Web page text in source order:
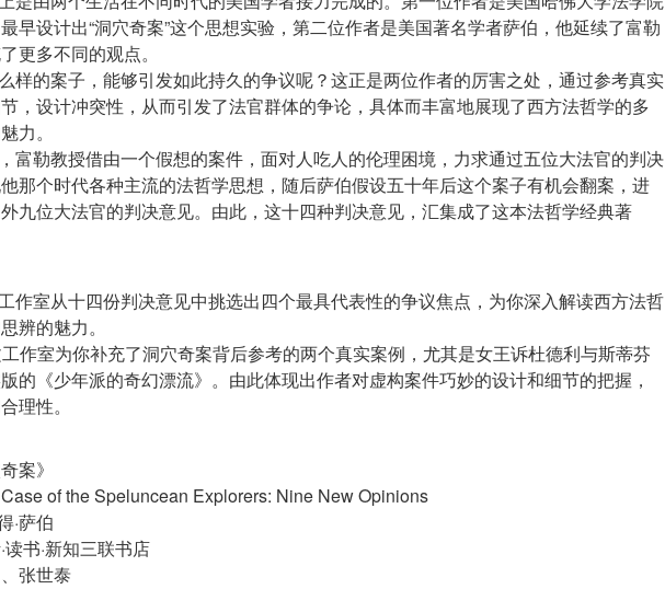
早设计出“洞穴奇案”这个思想实验，第二位作者是美国著名学者萨伯，他延续了富勒
更多不同的观点。
样的案子，能够引发如此持久的争议呢？这正是两位作者的厉害之处，通过参考真实
，设计冲突性，从而引发了法官群体的争论，具体而丰富地展现了西方法哲学的多
力。
富勒教授借由一个假想的案件，面对人吃人的伦理困境，力求通过五位大法官的判决
那个时代各种主流的法哲学思想，随后萨伯假设五十年后这个案子有机会翻案，进
九位大法官的判决意见。由此，这十四种判决意见，汇集成了这本法哲学经典著
作室从十四份判决意见中挑选出四个最具代表性的争议焦点，为你深入解读西方法哲
辨的魅力。
作室为你补充了洞穴奇案背后参考的两个真实案例，尤其是女王诉杜德利与斯蒂芬
的《少年派的奇幻漂流》。由此体现出作者对虚构案件巧妙的设计和细节的把握，
案》
of the Speluncean Explorers: Nine New Opinions
·萨伯
读书·新知三联书店
译者：陈福勇、张世泰